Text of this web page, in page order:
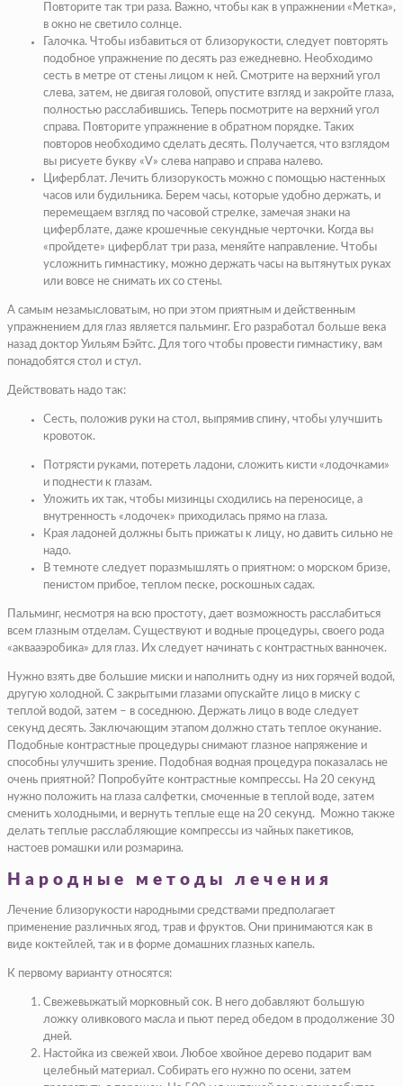
Повторите так три раза. Важно, чтобы как в упражнении «Метка»,
в окно не светило солнце.
Галочка. Чтобы избавиться от близорукости, следует повторять
подобное упражнение по десять раз ежедневно. Необходимо
сесть в метре от стены лицом к ней. Смотрите на верхний угол
слева, затем, не двигая головой, опустите взгляд и закройте глаза,
полностью расслабившись. Теперь посмотрите на верхний угол
справа. Повторите упражнение в обратном порядке. Таких
повторов необходимо сделать десять. Получается, что взглядом
вы рисуете букву «V» слева направо и справа налево.
Циферблат. Лечить близорукость можно с помощью настенных
часов или будильника. Берем часы, которые удобно держать, и
перемещаем взгляд по часовой стрелке, замечая знаки на
циферблате, даже крошечные секундные черточки. Когда вы
«пройдете» циферблат три раза, меняйте направление. Чтобы
усложнить гимнастику, можно держать часы на вытянутых руках
или вовсе не снимать их со стены.
А самым незамысловатым, но при этом приятным и действенным
упражнением для глаз является пальминг. Его разработал больше века
назад доктор Уильям Бэйтс. Для того чтобы провести гимнастику, вам
понадобятся стол и стул.
Действовать надо так:
Сесть, положив руки на стол, выпрямив спину, чтобы улучшить
кровоток.
Потрясти руками, потереть ладони, сложить кисти «лодочками»
и поднести к глазам.
Уложить их так, чтобы мизинцы сходились на переносице, а
внутренность «лодочек» приходилась прямо на глаза.
Края ладоней должны быть прижаты к лицу, но давить сильно не
надо.
В темноте следует поразмышлять о приятном: о морском бризе,
пенистом прибое, теплом песке, роскошных садах.
Пальминг, несмотря на всю простоту, дает возможность расслабиться
всем глазным отделам. Существуют и водные процедуры, своего рода
«аквааэробика» для глаз. Их следует начинать с контрастных ванночек.
Нужно взять две большие миски и наполнить одну из них горячей водой,
другую холодной. С закрытыми глазами опускайте лицо в миску с
теплой водой, затем – в соседнюю. Держать лицо в воде следует
секунд десять. Заключающим этапом должно стать теплое окунание.
Подобные контрастные процедуры снимают глазное напряжение и
способны улучшить зрение. Подобная водная процедура показалась не
очень приятной? Попробуйте контрастные компрессы. На 20 секунд
нужно положить на глаза салфетки, смоченные в теплой воде, затем
сменить холодными, и вернуть теплые еще на 20 секунд. Можно также
делать теплые расслабляющие компрессы из чайных пакетиков,
настоев ромашки или розмарина.
Народные методы лечения
Лечение близорукости народными средствами предполагает
применение различных ягод, трав и фруктов. Они принимаются как в
виде коктейлей, так и в форме домашних глазных капель.
К первому варианту относятся:
Свежевыжатый морковный сок. В него добавляют большую
ложку оливкового масла и пьют перед обедом в продолжение 30
дней.
Настойка из свежей хвои. Любое хвойное дерево подарит вам
целебный материал. Собирать его нужно по осени, затем